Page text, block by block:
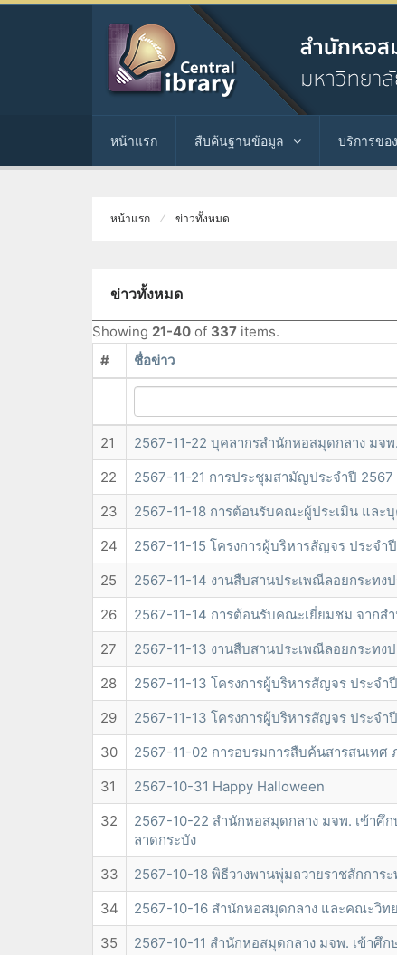
หน้าแรก สืบค้นฐานข้อมูล บริการขอ
หน้าแรก ข่าวทั้งหมด
ข่าวทั้งหมด
Showing 21-40 of 337 items.
#
ชื่อข่าว
21
2567-11-22 บุคลากรสำนักหอสมุดกลาง มจ
22
2567-11-21 การประชุมสามัญประจำปี
23
2567-11-18 การต้อนรับคณะผู้ประเมิน และ
24
2567-11-15 โครงการผู้บริหารสัญจร ประจ
25
2567-11-14 งานสืบสานประเพณีลอยกระทง
26
2567-11-14 การต้อนรับคณะเยี่ยมชม จากส
27
2567-11-13 งานสืบสานประเพณีลอยกระทง
28
2567-11-13 โครงการผู้บริหารสัญจร ประ
29
2567-11-13 โครงการผู้บริหารสัญจร ประจ
30
2567-11-02 การอบรมการสืบค้นสารสนเท
31
2567-10-31 Happy Halloween
32
2567-10-22 สำนักหอสมุดกลาง มจพ. เข้าศึ
ลาดกระบัง
33
2567-10-18 พิธีวางพานพุ่มถวายราชสักการ
34
2567-10-16 สำนักหอสมุดกลาง และคณะวิท
35
2567-10-11 สำนักหอสมุดกลาง มจพ. เข้าศึ